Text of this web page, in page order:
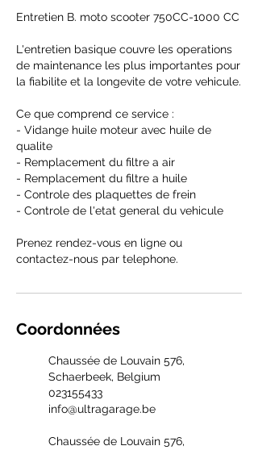
Entretien B. moto scooter 750CC-1000 CC
L'entretien basique couvre les operations
de maintenance les plus importantes pour
la fiabilite et la longevite de votre vehicule.
Ce que comprend ce service :
- Vidange huile moteur avec huile de
qualite
- Remplacement du filtre a air
- Remplacement du filtre a huile
- Controle des plaquettes de frein
- Controle de l'etat general du vehicule
Prenez rendez-vous en ligne ou
contactez-nous par telephone.
Coordonnées
Chaussée de Louvain 576,
Schaerbeek, Belgium
023155433
info@ultragarage.be
Chaussée de Louvain 576,